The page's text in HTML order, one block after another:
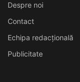
Despre noi
Contact
Echipa redacțională
Publicitate